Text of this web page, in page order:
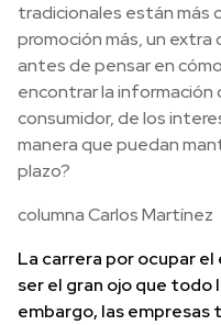
tradicionales están más
promoción más, un extra
antes de pensar en
encontrar la
consumidor, de los
manera que puedan
plazo?
columna Carlos Martínez
La carrera por ocupar
ser el gran ojo que todo
embargo, las empresas